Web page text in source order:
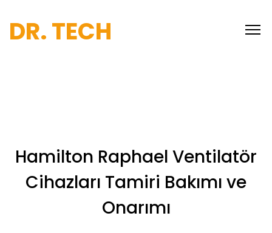
DR. TECH
Hamilton Raphael Ventilatör
Cihazları Tamiri Bakımı ve
Onarımı